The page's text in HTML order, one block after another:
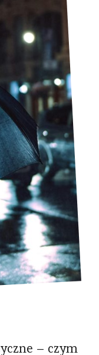
– czym